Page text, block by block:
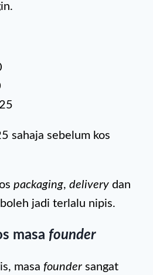
sahaja sebelum kos
packaging, delivery dan
jadi terlalu nipis.
masa founder
masa founder sangat